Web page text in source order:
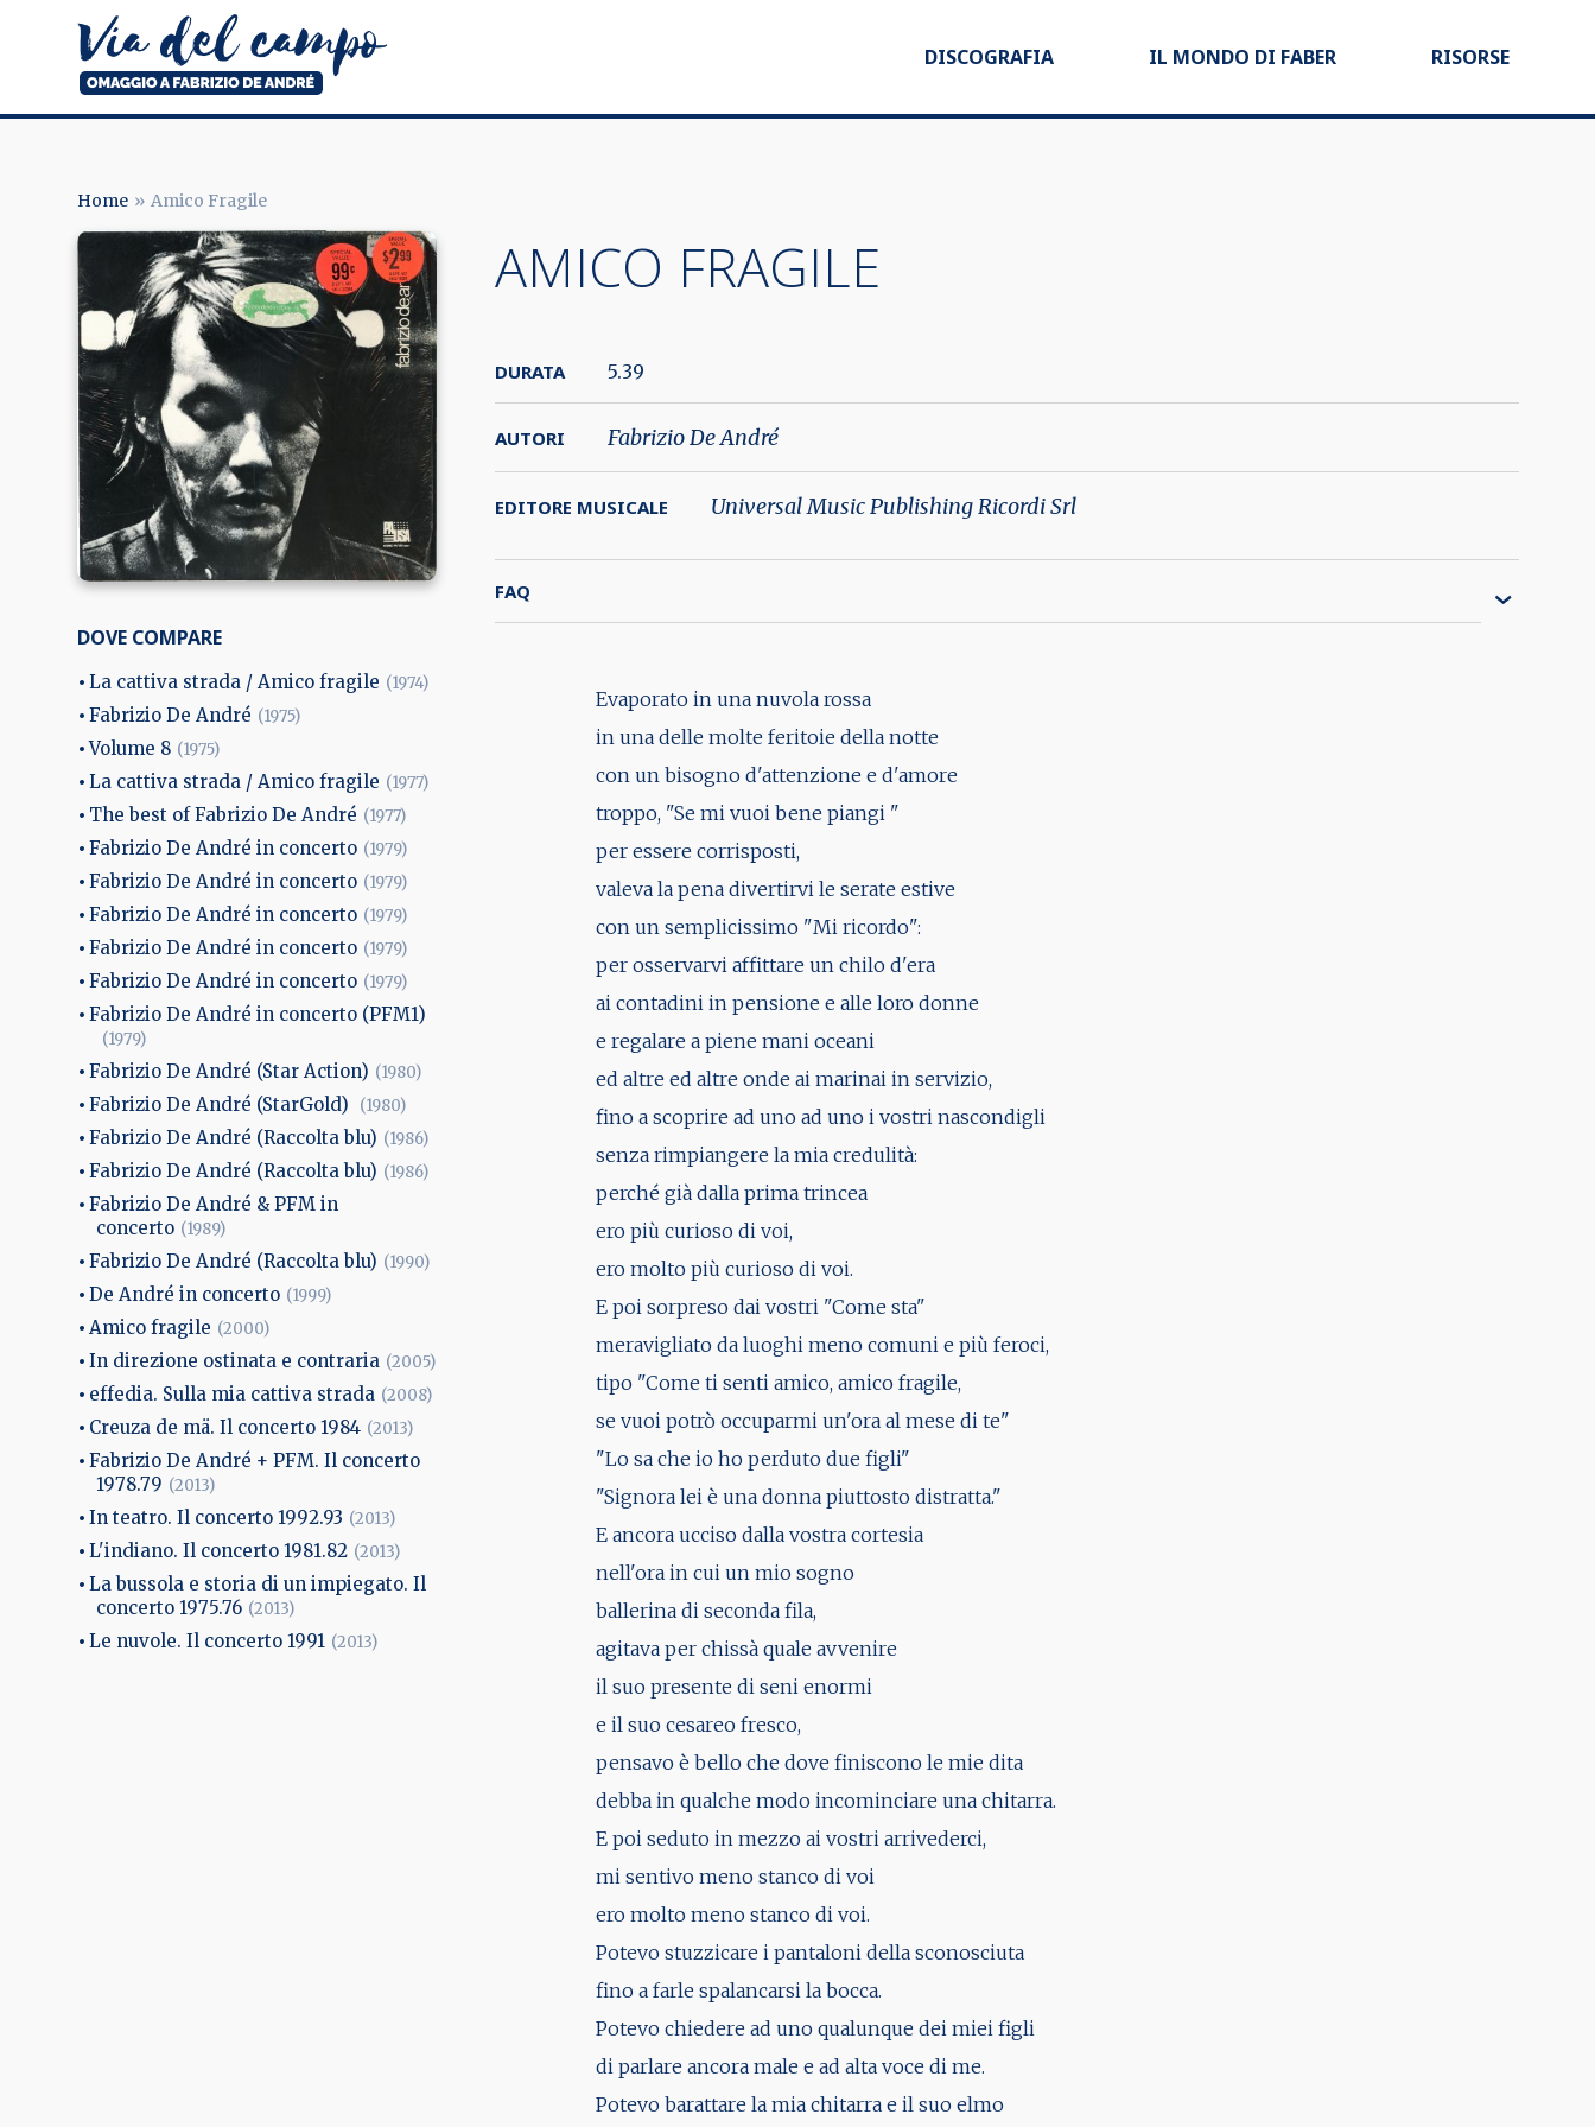
contenuto
principale
Via
campo
DISCOGRAFIA IL MONDO DI FABER RISORSE
BRICIOLE
DI
PANE
Home Amico Fragile
DOVE COMPARE
La cattiva strada / Amico fragile (1974)
Fabrizio De André (1975)
Volume 8 (1975)
La cattiva strada / Amico fragile (1977)
The best of Fabrizio De André (1977)
Fabrizio De André in concerto (1979)
Fabrizio De André in concerto (1979)
Fabrizio De André in concerto (1979)
Fabrizio De André in concerto (1979)
Fabrizio De André in concerto (1979)
Fabrizio De André in concerto (PFM1)
(1979)
Fabrizio De André (Star Action) (1980)
Fabrizio De André (StarGold) (1980)
Fabrizio De André (Raccolta blu) (1986)
Fabrizio De André (Raccolta blu) (1986)
Fabrizio De André & PFM in
concerto (1989)
Fabrizio De André (Raccolta blu) (1990)
De André in concerto (1999)
Amico fragile (2000)
In direzione ostinata e contraria (2005)
effedia. Sulla mia cattiva strada (2008)
Creuza de mä. Il concerto 1984 (2013)
Fabrizio De André + PFM. Il concerto
1978.79 (2013)
In teatro. Il concerto 1992.93 (2013)
L'indiano. Il concerto 1981.82 (2013)
La bussola e storia di un impiegato. Il
concerto 1975.76 (2013)
Le nuvole. Il concerto 1991 (2013)
AMICO FRAGILE
DURATA 5.39
AUTORI Fabrizio De André
EDITORE MUSICALE Universal Music Publishing Ricordi Srl
FAQ
Evaporato in una nuvola rossa
in una delle molte feritoie della notte
con un bisogno d'attenzione e d'amore
troppo, "Se mi vuoi bene piangi "
per essere corrisposti,
valeva la pena divertirvi le serate estive
con un semplicissimo "Mi ricordo":
per osservarvi affittare un chilo d'era
ai contadini in pensione e alle loro donne
e regalare a piene mani oceani
ed altre ed altre onde ai marinai in servizio,
fino a scoprire ad uno ad uno i vostri nascondigli
senza rimpiangere la mia credulità:
perché già dalla prima trincea
ero più curioso di voi,
ero molto più curioso di voi.
E poi sorpreso dai vostri "Come sta"
meravigliato da luoghi meno comuni e più feroci,
tipo "Come ti senti amico, amico fragile,
se vuoi potrò occuparmi un'ora al mese di te"
"Lo sa che io ho perduto due figli"
"Signora lei è una donna piuttosto distratta."
E ancora ucciso dalla vostra cortesia
nell'ora in cui un mio sogno
ballerina di seconda fila,
agitava per chissà quale avvenire
il suo presente di seni enormi
e il suo cesareo fresco,
pensavo è bello che dove finiscono le mie dita
debba in qualche modo incominciare una chitarra.
E poi seduto in mezzo ai vostri arrivederci,
mi sentivo meno stanco di voi
ero molto meno stanco di voi.
Potevo stuzzicare i pantaloni della sconosciuta
fino a farle spalancarsi la bocca.
Potevo chiedere ad uno qualunque dei miei figli
di parlare ancora male e ad alta voce di me.
Potevo barattare la mia chitarra e il suo elmo